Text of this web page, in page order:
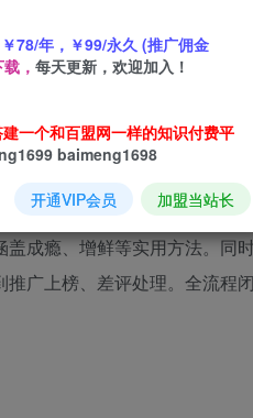
成瘾、增鲜等实用方法。同
广上榜、差评处理。全流程
￥78/年，￥99/永久 (推广佣金
， 每天更新，欢迎加入！
一个和百盟网一样的知识付费平
baimeng1698
开通VIP会员 加盟当站长